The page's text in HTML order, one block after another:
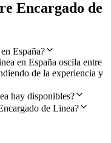
Encargado de
España?
en España oscila entre
de la experiencia y
hay disponibles?
de Linea?